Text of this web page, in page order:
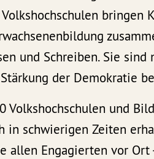
bringen
und Schreiben. Sie sind
der Demokratie
und
schwierigen Zeiten
allen Engagierten vor Ort